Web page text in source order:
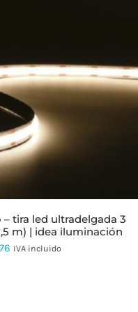
ESTE
PRODUCTO
TIENE
MÚLTIPLES
VARIANTES.
LAS
OPCIONES
SE
PUEDEN
PÁGINA
DE
PRODUCTO
m) | idea iluminación
IVA incluido